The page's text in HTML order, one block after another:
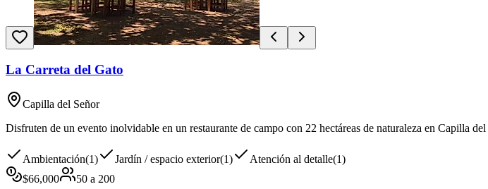
La Carreta del Gato
Capilla del Señor
Disfruten de un evento inolvidable en un restaurante de campo con 22 hectáreas de naturaleza en Capilla
Ambientación(1) Jardín / espacio exterior(1) Atención al detalle(1)
$66,000 50 a 200